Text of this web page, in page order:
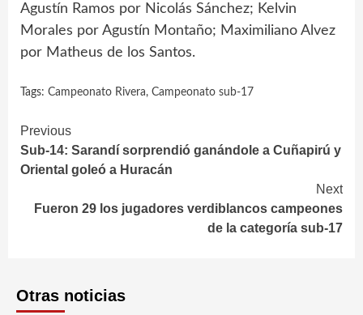
Agustín Ramos por Nicolás Sánchez; Kelvin
Morales por Agustín Montaño; Maximiliano Alvez
por Matheus de los Santos.
Tags: Campeonato Rivera, Campeonato sub-17
Continue
Reading
Previous
Sub-14: Sarandí sorprendió ganándole a Cuñapirú y
Oriental goleó a Huracán
Next
Fueron 29 los jugadores verdiblancos campeones
de la categoría sub-17
Otras noticias